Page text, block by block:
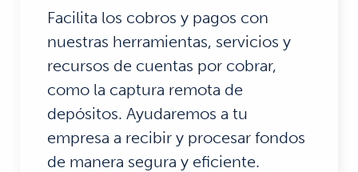
Facilita los cobros y pagos con
nuestras herramientas, servicios y
recursos de cuentas por cobrar,
como la captura remota de
depósitos. Ayudaremos a tu
empresa a recibir y procesar fondos
de manera segura y eficiente.